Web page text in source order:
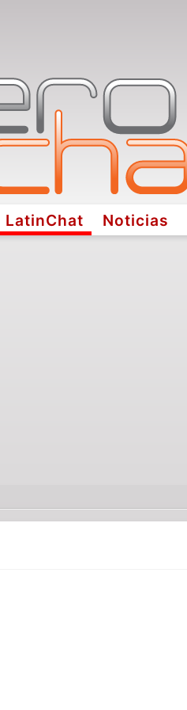
LatinChat Noticias